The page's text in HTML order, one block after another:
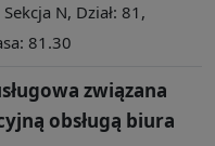
N, Dział: 81,
81.30
związana
obsługą biura